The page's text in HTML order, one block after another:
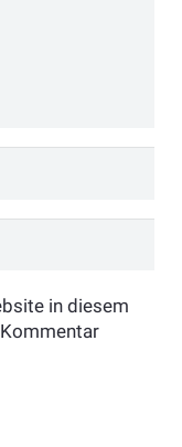
in diesem